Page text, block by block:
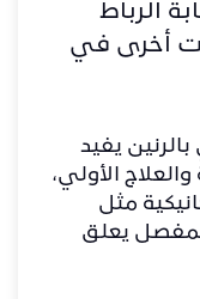
الرباط
أخرى في
يفيد
الأولي،
مثل
يعلق